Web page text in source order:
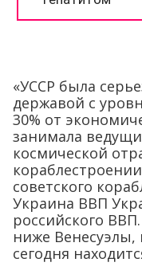
«УССР была
державой с
30% от
занимала
космической
советского
Украина ВВП
российского
ниже Венесуэлы,
сегодня